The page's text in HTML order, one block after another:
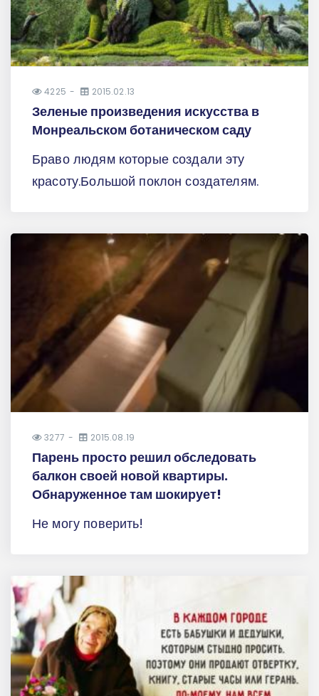
4225 2015.02.13
Зеленые произведения искусства в
Монреальском ботаническом саду
Браво людям которые создали эту
красоту.Большой поклон создателям.
3277 2015.08.19
Парень просто решил обследовать
балкон своей новой квартиры.
Обнаруженное там шокирует!
Не могу поверить!